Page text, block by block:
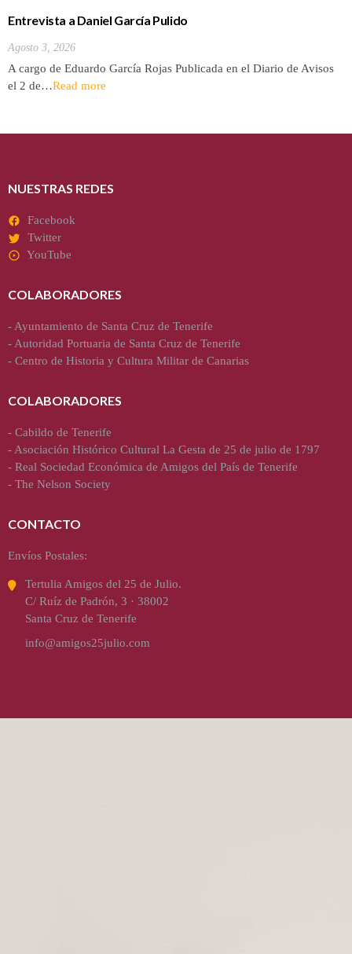
Entrevista a Daniel García Pulido
Agosto 3, 2026
A cargo de Eduardo García Rojas Publicada en el Diario de Avisos
el 2 de…Read more
NUESTRAS REDES
Facebook
Twitter
YouTube
COLABORADORES
- Ayuntamiento de Santa Cruz de Tenerife
- Autoridad Portuaria de Santa Cruz de Tenerife
- Centro de Historia y Cultura Militar de Canarias
COLABORADORES
- Cabildo de Tenerife
- Asociación Histórico Cultural La Gesta de 25 de julio de 1797
- Real Sociedad Económica de Amigos del País de Tenerife
- The Nelson Society
CONTACTO
Envíos Postales:
Tertulia Amigos del 25 de Julio.
C/ Ruíz de Padrón, 3 · 38002
Santa Cruz de Tenerife
info@amigos25julio.com